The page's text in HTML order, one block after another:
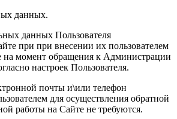
данных.
данных Пользователя
при при внесении их пользователем
на момент обращения к Администрации
настроек Пользователя.
почты и\или телефон
для осуществления обратной
работы на Сайте не требуются.